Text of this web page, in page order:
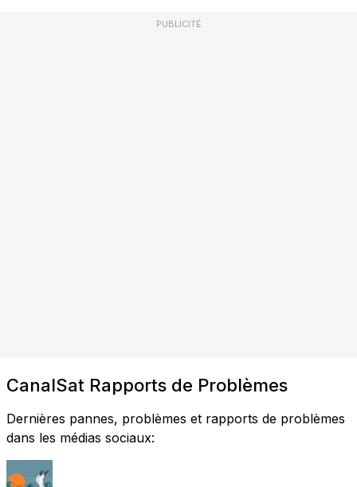
PUBLICITÉ
CanalSat Rapports de Problèmes
Dernières pannes, problèmes et rapports de problèmes
dans les médias sociaux: